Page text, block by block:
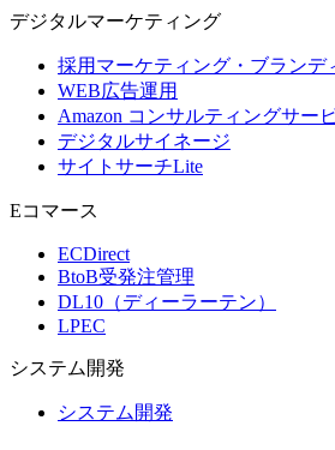
デジタルマーケティング
採用マーケティング・ブランデ
WEB広告運用
Amazon コンサルティングサー
デジタルサイネージ
サイトサーチLite
Eコマース
ECDirect
BtoB受発注管理
DL10（ディーラーテン）
LPEC
システム 開発
システム開発